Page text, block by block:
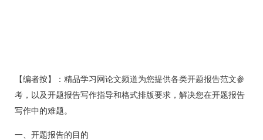
【编者按】：精品学习网论文频道为您提供各类开题报告范文参
考，以及开题报告写作指导和格式排版要求，解决您在开题报告
写作中的难题。
一、开题报告的目的